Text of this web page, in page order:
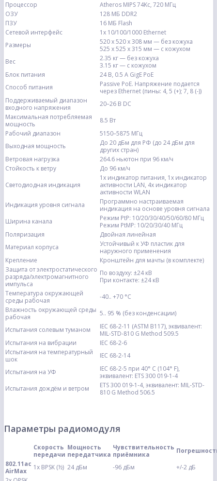
Процессор
Atheros MIPS 74Kc, 720 МГц
ОЗУ
128 МБ DDR2
ПЗУ
16 МБ Flash
Сетевой интерфейс
1х 10/100/1000 Ethernet
Размеры
520 x 520 x 308 мм — без кожуха
525 x 525 x 315 мм — с кожухом
Вес
2.35 кг — без кожуха
3.15 кг — с кожухом
Блок питания
24 В, 0.5 A GigE PoE
Способ питания
Passive PoE. Напряжение подается
через Ethernet (пины: 4, 5 (+); 7, 8 (-))
Поддерживаемый диапазон
входного напряжения
20–26 В DC
Максимальная потребляемая
мощность
8.5 Вт
Рабочий диапазон
5150–5875 МГц
Выходная мощность
До 20 дБм для РФ (до 24 дБм для
других стран)
Ветровая нагрузка
264.6 ньютон при 96 км/ч
Стойкость к ветру
До 96 км/ч
Светодиодная индикация
1х индикатор питания, 1х индикатор
активности LAN, 4x индикатор
активности WLAN
Индикация уровня сигнала
Программно настраиваемая
индикация на основе уровня сигнала
Ширина канала
Режим PtP: 10/20/30/40/50/60/80 МГц
Режим PtMP: 10/20/30/40 МГц
Поляризация
Двойная линейная
Материал корпуса
Устойчивый к УФ пластик для
наружного применения
Крепление
Кронштейн для мачты (в комплекте)
Защита от электростатического
разряда/электромагнитного
импульса
По воздуху: ±24 кВ
При контакте: ±24 кВ
Температура окружающей
среды рабочая
-40.. +70 °C
Влажность окружающей среды
рабочая
5.. 95 % (без конденсации)
Испытания солевым туманом
IEC 68-2-11 (ASTM B117), эквивалент:
MIL-STD-810 G Method 509.5
Испытания на вибрации
IEC 68-2-6
Испытания на температурный
шок
IEC 68-2-14
Испытания на УФ
IEC 68-2-5 при 40° C (104° F),
эквивалент: ETS 300 019-1-4
Испытания дождём и ветром
ETS 300 019-1-4, эквивалент: MIL-STD-
810 G Method 506.5
Параметры радиомодуля
Скорость
передачи
Мощность
передатчика
Чувствительность
приёмника
802.11ac
AirMax
1x BPSK (½) 24 дБм -96 дБм
+/-2 дБ